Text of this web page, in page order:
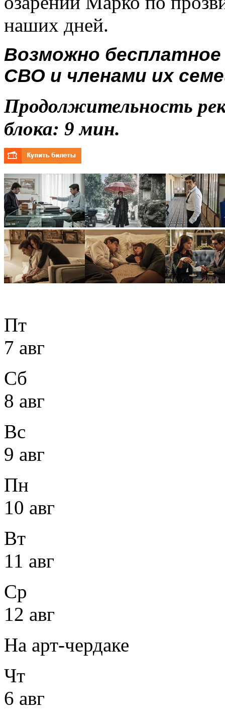
наших дней.
Возможно
СВО и членами их
Продолжительность
блока: 9 мин.
Пт
7 авг
Сб
8 авг
Вс
9 авг
Пн
10 авг
Вт
11 авг
Ср
12 авг
На арт-чердаке
Чт
6 авг